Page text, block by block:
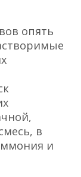
опять
в
и